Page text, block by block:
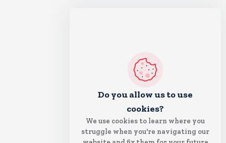
Do you allow us to use
cookies?
We use cookies to learn where you
struggle when you're navigating our